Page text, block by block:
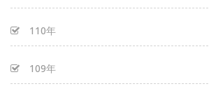
110年
109年